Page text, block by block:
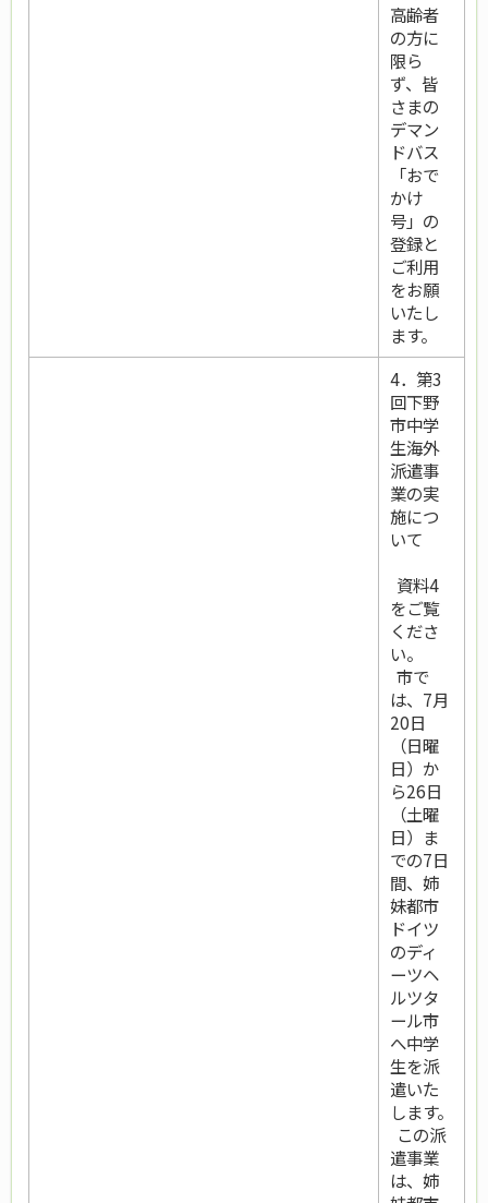
高齢者
の方に
限ら
ず、皆
さまの
デマン
ドバス
「おで
かけ
号」の
登録と
ご利用
をお願
いたし
ます。
4．第3
回下野
市中学
生海外
派遣事
業の実
施につ
いて
資料4
をご覧
くださ
い。
市で
は、7月
20日
（日曜
日）か
ら26日
（土曜
日）ま
での7日
間、姉
妹都市
ドイツ
のディ
ーツヘ
ルツタ
ール市
へ中学
生を派
遣いた
します。
この派
遣事業
は、姉